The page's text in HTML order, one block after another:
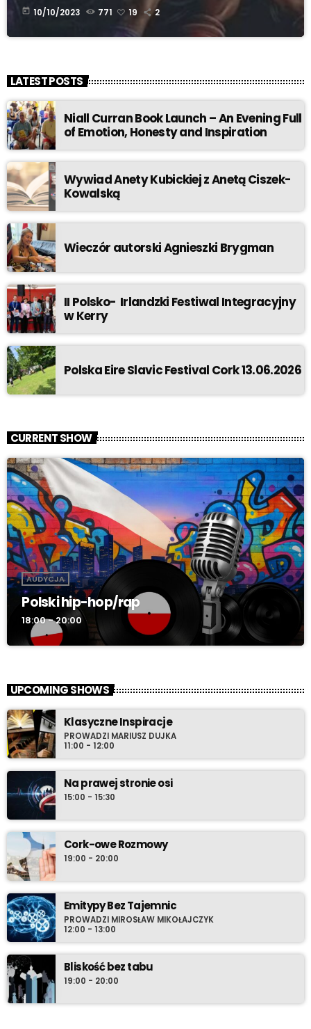
today 10/10/2023 771 19 2
LATEST POSTS
Niall Curran Book Launch – An Evening Full
of Emotion, Honesty and Inspiration
Wywiad Anety Kubickiej z Anetą Ciszek-
Kowalską
Wieczór autorski Agnieszki Brygman
II Polsko- Irlandzki Festiwal Integracyjny
w Kerry
Polska Eire Slavic Festival Cork 13.06.2026
CURRENT SHOW
AUDYCJA
Polski hip-hop/rap
18:00 - 20:00
UPCOMING SHOWS
Klasyczne Inspiracje
PROWADZI MARIUSZ DUJKA
11:00 - 12:00
Na prawej stronie osi
15:00 - 15:30
Cork-owe Rozmowy
19:00 - 20:00
Emitypy Bez Tajemnic
PROWADZI MIROSŁAW MIKOŁAJCZYK
12:00 - 13:00
Bliskość bez tabu
19:00 - 20:00